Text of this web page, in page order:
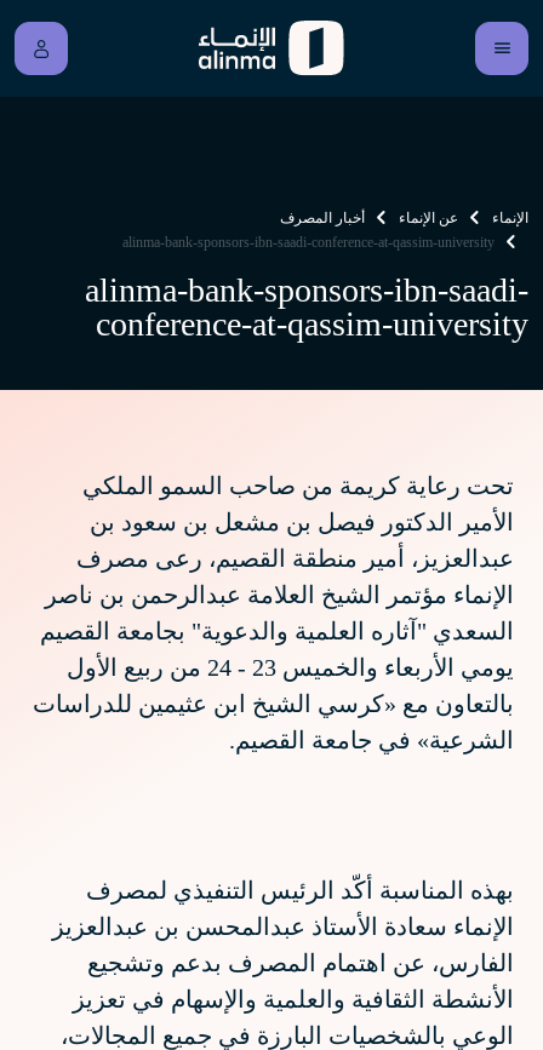
الإنماء عن الإنماء
أخبار المصرف
alinma-bank-sponsors-ibn-saadi-conference-at-qassim-university
alinma-bank-sponsors-ibn-saadi-
conference-at-qassim-university
تحت رعاية كريمة من صاحب السمو الملكي
الأمير الدكتور فيصل بن مشعل بن سعود بن
عبدالعزيز، أمير منطقة القصيم، رعى مصرف
الإنماء مؤتمر الشيخ العلامة عبدالرحمن بن ناصر
السعدي "آثاره العلمية والدعوية" بجامعة القصيم
يومي الأربعاء والخميس 23 - 24 من ربيع الأول
بالتعاون مع «كرسي الشيخ ابن عثيمين للدراسات
الشرعية» في جامعة القصيم.
بهذه المناسبة أكّد الرئيس التنفيذي لمصرف
الإنماء سعادة الأستاذ عبدالمحسن بن عبدالعزيز
الفارس، عن اهتمام المصرف بدعم وتشجيع
الأنشطة الثقافية والعلمية والإسهام في تعزيز
الوعي بالشخصيات البارزة في جميع المجالات،